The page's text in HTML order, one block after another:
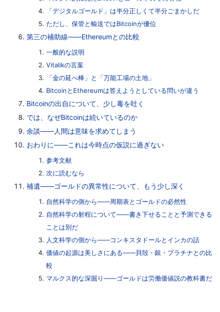
「デジタルゴールド」は半分正しくて半分ごまかしだ
ただし、保管と輸送ではBitcoinが優位
第三の補助線——Ethereumとの比較
一般的な説明
Vitalikの言葉
「金の延べ棒」と「万能工場の土地」
BitcoinとEthereumは答えようとしている問いが違う
Bitcoinの出自について、少し毒を吐く
では、なぜBitcoinは続いているのか
余談——人間は意味を求めてしまう
おわりに——これは今時点の仮説に過ぎない
参考文献
次に読むなら
補遺——ゴールドの異常性について、もう少し深く
自然科学の側から——周期表とゴールドの必然性
自然科学の射程について——書き下せることと予測できる
ことは別だ
人文科学の側から——コンキスタドールとインカの話
価値の起源は美しさにある——貝殻・銀・プラチナとの比
較
マルクス的な深掘り——ゴールドは労働価値説の教科書だ